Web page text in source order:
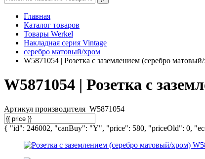
Главная
Каталог товаров
Товары Werkel
Накладная серия Vintage
серебро матовый/хром
W5871054 | Розетка с заземлением (серебро
W5871054 | Розетка с
Артикул производителя W5871054
{ "id": 246002, "canBuy": "Y", "price": 580, "priceOld": 0,